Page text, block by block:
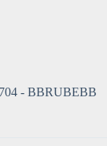
- BBRUBEBB